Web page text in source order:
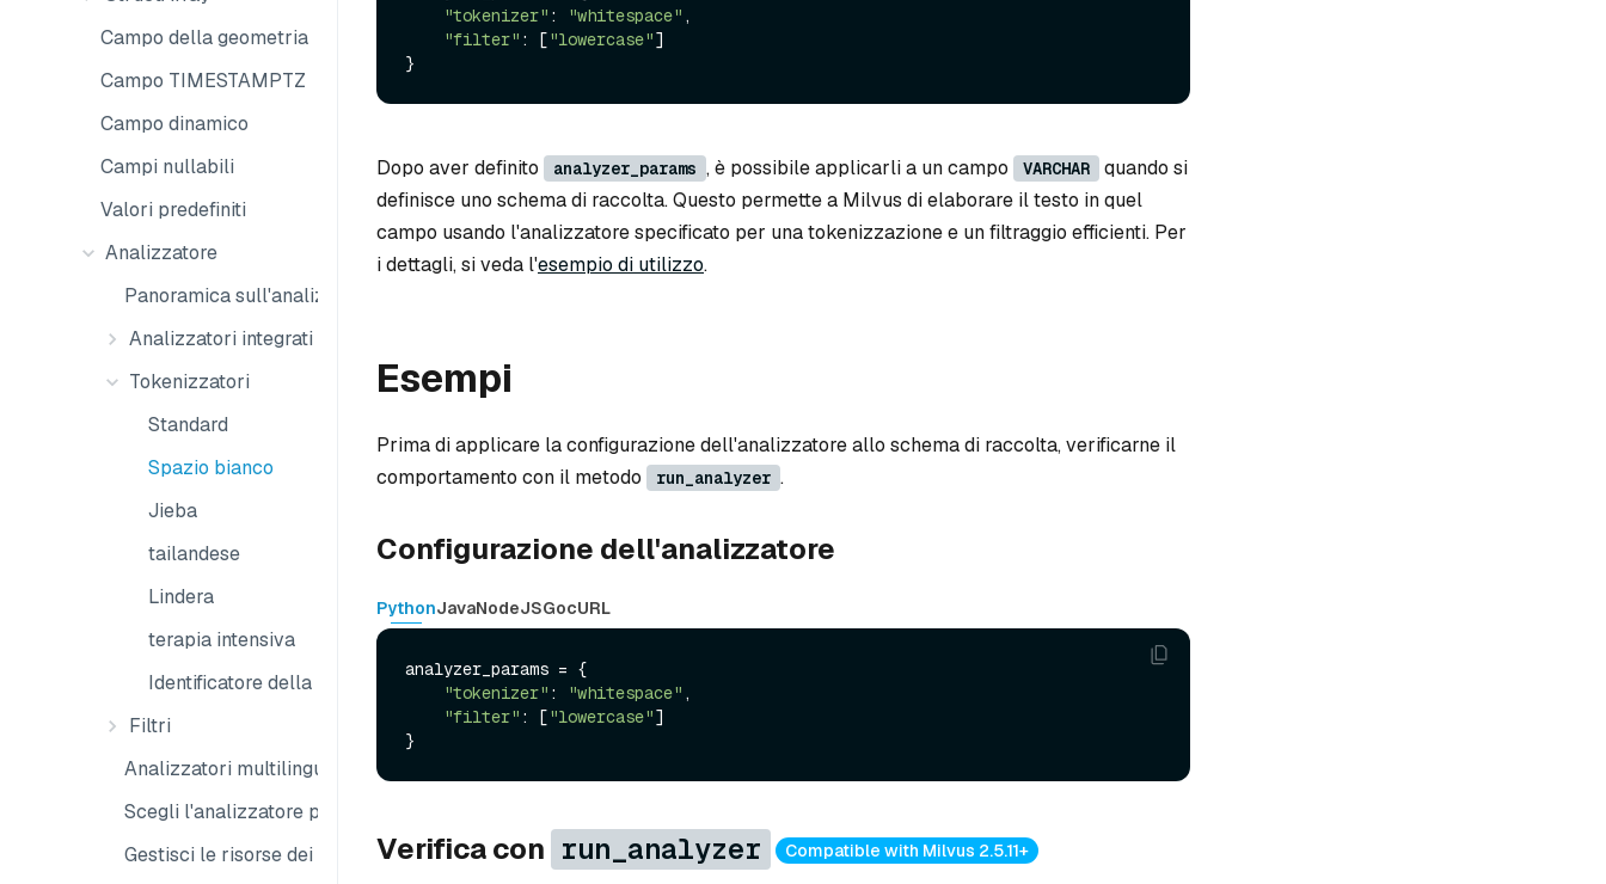
Campo della geometria
Campo TIMESTAMPTZ
Campo dinamico
Campi nullabili
Valori predefiniti
Analizzatore
Panoramica sull'analizzatore
Analizzatori integrati
Tokenizzatori
Standard
Spazio bianco
Jieba
tailandese
Lindera
terapia intensiva
Identificatore della lingua
Filtri
Analizzatori multilingue
Scegli l'analizzatore più adatto alle tue esigenze
Gestisci le risorse dei file
"tokenizer" : "whitespace" ,
"filter" : ["lowercase"]
Dopo aver definito analyzer_params , è possibile applicarli a un campo VARCHAR
quando si
definisce uno schema di raccolta. Questo permette a Milvus di elaborare il testo in quel
campo usando l'analizzatore specificato per una tokenizzazione e un filtraggio efficienti. Per
i dettagli, si veda l'esempio di utilizzo.
Esempi
Prima di applicare la configurazione dell'analizzatore allo schema di raccolta, verificarne il
comportamento con il metodo
run_analyzer .
Configurazione dell'analizzatore
PythonJavaNodeJSGocURL
analyzer_params = {
"tokenizer" : "whitespace" ,
"filter" : ["lowercase"]
Verifica con run_analyzer Compatible with Milvus 2.5.11+